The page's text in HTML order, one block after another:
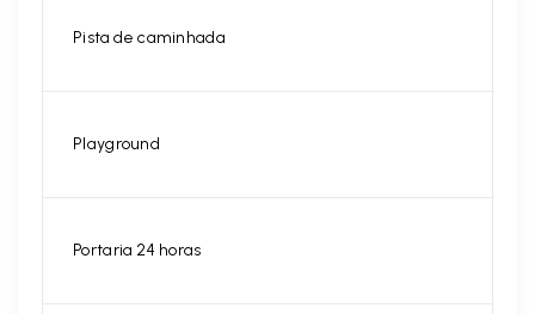
Pista de caminhada
Playground
Portaria 24 horas